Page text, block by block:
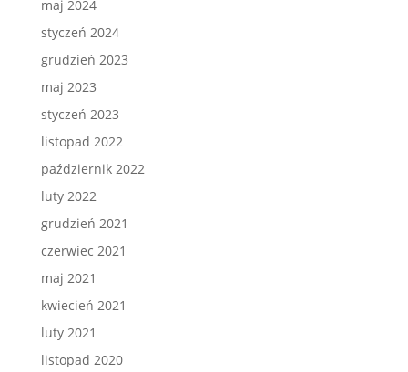
maj 2024
styczeń 2024
grudzień 2023
maj 2023
styczeń 2023
listopad 2022
październik 2022
luty 2022
grudzień 2021
czerwiec 2021
maj 2021
kwiecień 2021
luty 2021
listopad 2020